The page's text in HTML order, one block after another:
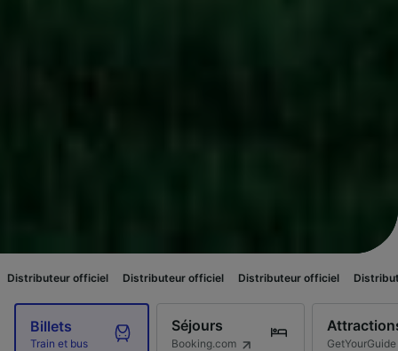
officiel Distributeur officiel Distributeur officiel Distributeur officiel
Billets
Train et bus
Séjours
Booking.com GetYourGuide